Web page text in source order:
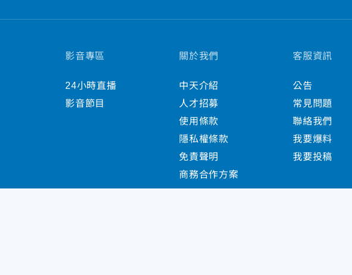
影音專區
24小時直播
影音節目
關於我們
中天介紹
人才招募
使用條款
隱私權條款
免責聲明
商務合作方案
客服資訊
公告
常見問題
聯絡我們
我要爆料
我要投稿